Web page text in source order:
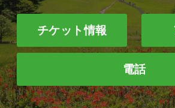
チケット情報
電話